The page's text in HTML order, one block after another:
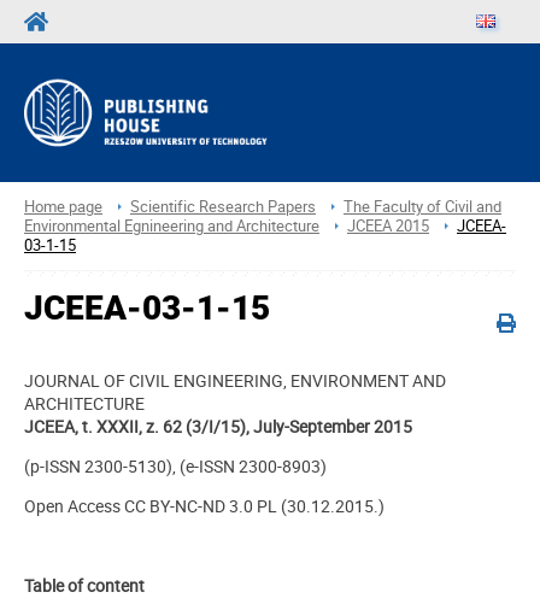
Home page Scientific Research Papers
The Faculty of Civil and
Environmental Egnineering and Architecture
JCEEA 2015
JCEEA-
03-1-15
JCEEA-03-1-15
JOURNAL OF CIVIL ENGINEERING, ENVIRONMENT AND
ARCHITECTURE
JCEEA, t. XXXII, z. 62 (3/I/15), July-September 2015
(p-ISSN 2300-5130), (e-ISSN 2300-8903)
Open Access CC BY-NC-ND 3.0 PL (30.12.2015.)
Table of content